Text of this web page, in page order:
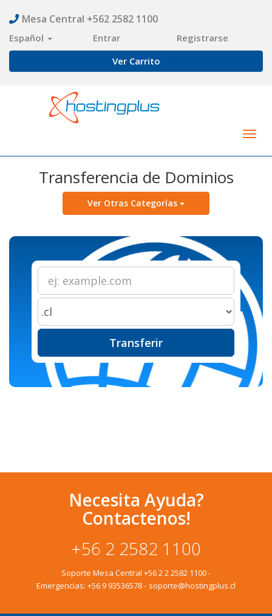
Mesa Central +562 2582 1100
Español Entrar
Registrarse
Ver Carrito
Transferencia de Dominios
Ver Otras Categorías
Transferir
Necesita Ayuda?
Contactenos!
+56 2 2582 1100
Soporte Mesa Central +56 2 2 2582 1100-
Emergencias: +56 9 93536578- soporte@hostingplus.cl